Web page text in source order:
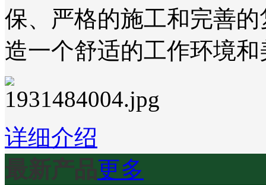
保、严格的施工和完善
造一个舒适的工作环境
详细介绍
最新产品更多